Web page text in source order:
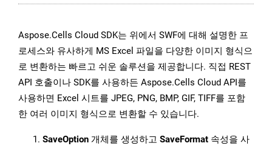
Aspose.Cells Cloud SDK는 위에서 SWF에 대해 설명한 프
로세스와 유사하게 MS Excel 파일을 다양한 이미지 형식으
로 변환하는 빠르고 쉬운 솔루션을 제공합니다. 직접 REST
API 호출이나 SDK를 사용하든 Aspose.Cells Cloud API를
사용하면 Excel 시트를 JPEG, PNG, BMP, GIF, TIFF를 포함
한 여러 이미지 형식으로 변환할 수 있습니다.
SaveOption 개체를 생성하고 SaveFormat 속성을 사